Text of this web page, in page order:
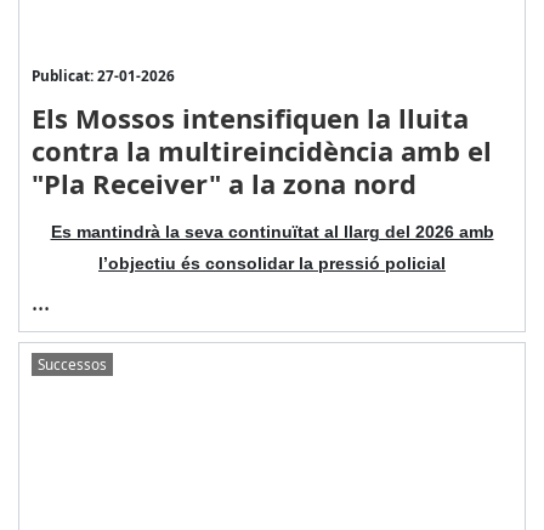
Publicat: 27-01-2026
Els Mossos intensifiquen la lluita
contra la multireincidència amb el
"Pla Receiver" a la zona nord
Es mantindrà la seva continuïtat al llarg del 2026 amb
l’objectiu és consolidar la pressió policial
...
Successos